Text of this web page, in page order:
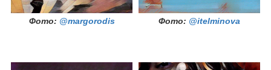
Фото: @margorodis Фото: @itelminova